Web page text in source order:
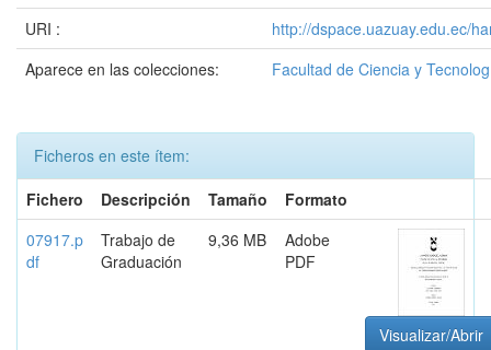
URI :
http://dspace.uazuay.edu.ec/
Aparece en las colecciones:
Facultad de Ciencia y
Ficheros en este ítem:
Fichero
Descripción Tamaño
Formato
07917.p
df
Trabajo de
Graduación
9,36 MB
Adobe
PDF
Visualizar/Abrir